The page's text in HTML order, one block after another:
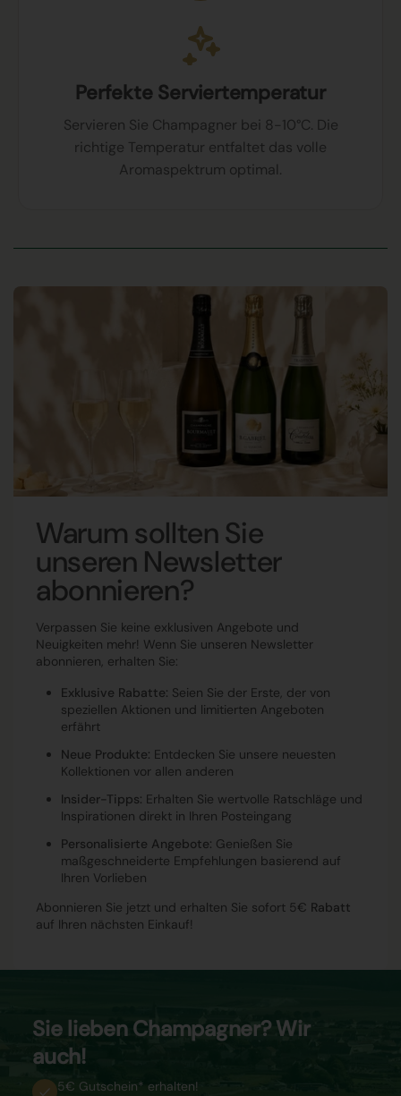
Perfekte Serviertemperatur
Servieren Sie Champagner bei 8-10°C. Die
richtige Temperatur entfaltet das volle
Aromaspektrum optimal.
Warum sollten Sie
unseren Newsletter
abonnieren?
Verpassen Sie keine exklusiven Angebote und
Neuigkeiten mehr! Wenn Sie unseren Newsletter
abonnieren, erhalten Sie:
Exklusive Rabatte: Seien Sie der Erste, der von
speziellen Aktionen und limitierten Angeboten
erfährt
Neue Produkte: Entdecken Sie unsere neuesten
Kollektionen vor allen anderen
Insider-Tipps: Erhalten Sie wertvolle Ratschläge und
Inspirationen direkt in Ihren Posteingang
Personalisierte Angebote: Genießen Sie
maßgeschneiderte Empfehlungen basierend auf
Ihren Vorlieben
Abonnieren Sie jetzt und erhalten Sie sofort 5€ Rabatt
auf Ihren nächsten Einkauf!
Sie lieben Champagner? Wir
auch!
5€ Gutschein* erhalten!